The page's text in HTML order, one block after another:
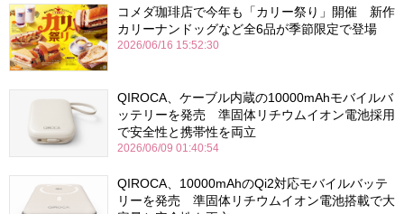
コメダ珈琲店で今年も「カリー祭り」開催 新作
カリーナンドッグなど全6品が季節限定で登場
2026/06/16 15:52:30
QIROCA、ケーブル内蔵の10000mAhモバイルバ
ッテリーを発売 準固体リチウムイオン電池採用
で安全性と携帯性を両立
2026/06/09 01:40:54
QIROCA、10000mAhのQi2対応モバイルバッテ
リーを発売 準固体リチウムイオン電池搭載で大